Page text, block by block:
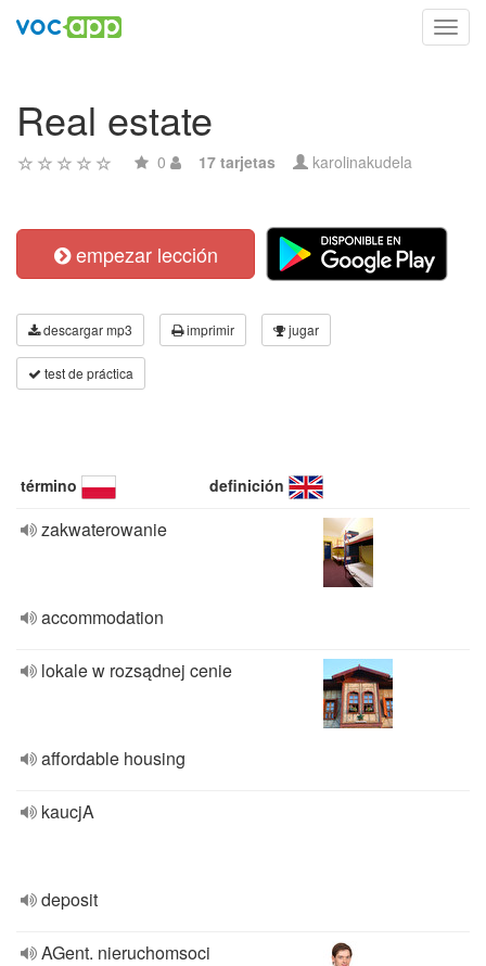
Real estate
0 17 tarjetas karolinakudela
empezar lección
descargar mp3 imprimir jugar
test de práctica
término definición
zakwaterowanie
accommodation
lokale w rozsądnej cenie
affordable housing
kaucjA
deposit
AGent. nieruchomsoci